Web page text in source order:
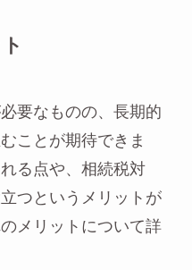
要なものの、長期的
ことが期待できま
る点や、相続税対
つというメリットが
メリットについて詳